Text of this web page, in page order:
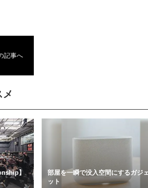
記事へ
】
部屋を一瞬で没入空間にするガジ
ット